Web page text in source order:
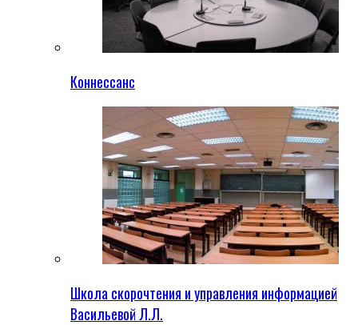
Коннессанс
Школа скорочтения и управления информацией
Васильевой Л.Л.